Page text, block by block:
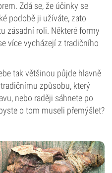
Zdá se, že účinky se
podobě ji užíváte, zato
zásadní roli. Některé formy
více vycházejí z tradičního
tak většinou půjde hlavně
způsobu, který
nebo raději sáhnete po
o tom museli přemýšlet?